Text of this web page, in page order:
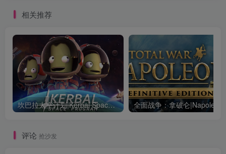
相关推荐
坎巴拉太空计划|Kerbal Space Program|1.12.5.3190|整合全DLC
评论 抢沙发